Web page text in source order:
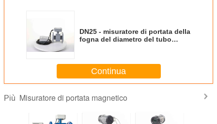
DN25 - misuratore di portata della
fogna del diametro del tubo
Continua
Più Misuratore di portata magnetico